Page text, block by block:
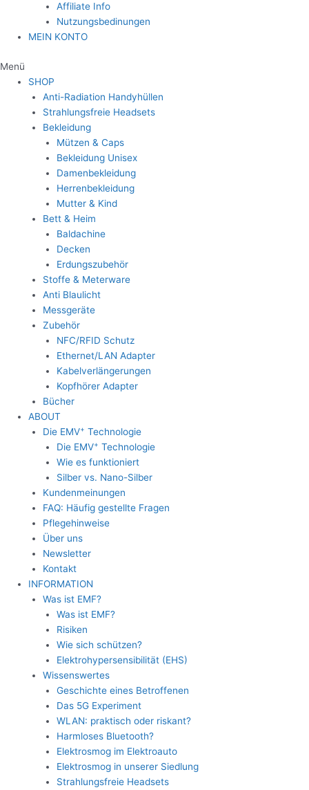
Affiliate Info
Nutzungsbedinungen
MEIN KONTO
Menü
SHOP
Anti-Radiation Handyhüllen
Strahlungsfreie Headsets
Bekleidung
Mützen & Caps
Bekleidung Unisex
Damenbekleidung
Herrenbekleidung
Mutter & Kind
Bett & Heim
Baldachine
Decken
Erdungszubehör
Stoffe & Meterware
Anti Blaulicht
Messgeräte
Zubehör
NFC/RFID Schutz
Ethernet/LAN Adapter
Kabelverlängerungen
Kopfhörer Adapter
Bücher
ABOUT
Die EMV+ Technologie
Die EMV+ Technologie
Wie es funktioniert
Silber vs. Nano-Silber
Kundenmeinungen
FAQ: Häufig gestellte Fragen
Pflegehinweise
Über uns
Newsletter
Kontakt
INFORMATION
Was ist EMF?
Was ist EMF?
Risiken
Wie sich schützen?
Elektrohypersensibilität (EHS)
Wissenswertes
Geschichte eines Betroffenen
Das 5G Experiment
WLAN: praktisch oder riskant?
Harmloses Bluetooth?
Elektrosmog im Elektroauto
Elektrosmog in unserer Siedlung
Strahlungsfreie Headsets